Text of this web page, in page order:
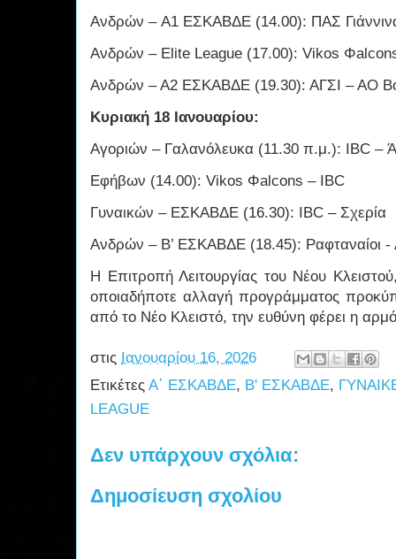
Ανδρών – A1 ΕΣΚΑΒΔΕ (14.00): ΠΑΣ
Ανδρών – Elite League (17.00): Vikos
Ανδρών – Α2 ΕΣΚΑΒΔΕ (19.30): ΑΓΣΙ – ΑΟ
Κυριακή 18 Ιανουαρίου:
Αγοριών – Γαλανόλευκα (11.30 π.μ.): IBC –
Εφήβων (14.00): Vikos Φalcons – IBC
Γυναικών – ΕΣΚΑΒΔΕ (16.30): IBC – Σχερία
Ανδρών – Β’ ΕΣΚΑΒΔΕ (18.45): Ραφταναίοι -
Η Επιτροπή Λειτουργίας του Νέου
οποιαδήποτε αλλαγή προγράμματος
από το Νέο Κλειστό, την ευθύνη φέρει η
στις Ιανουαρίου 16, 2026
Ετικέτες Α΄ ΕΣΚΑΒΔΕ, Β' ΕΣΚΑΒΔΕ,
LEAGUE
Δεν υπάρχουν σχόλια:
Δημοσίευση σχολίου